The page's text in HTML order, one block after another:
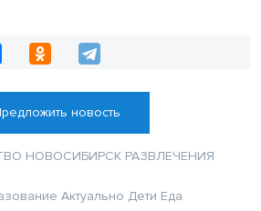
новость
НОВОСИБИРСК РАЗВЛЕЧЕНИЯ
Актуально Дети Еда